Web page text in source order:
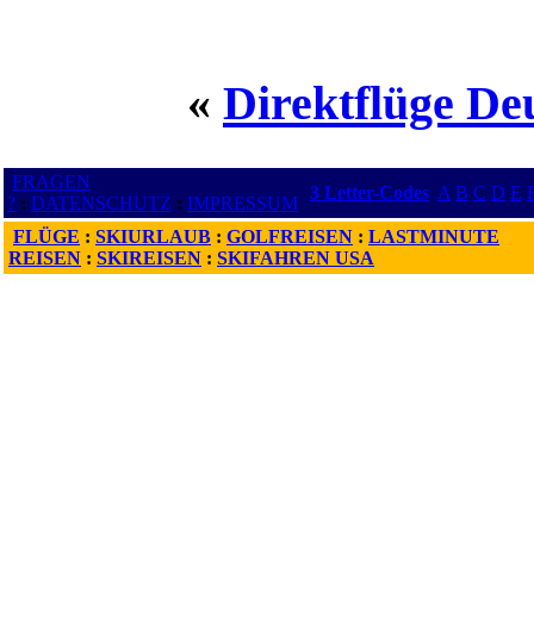
« Direktflüge
FRAGEN
? : DATENSCHUTZ : IMPRESSUM
3 Letter-Codes A B C D E
FLÜGE : SKIURLAUB : GOLFREISEN : LASTMINUTE
REISEN : SKIREISEN : SKIFAHREN USA